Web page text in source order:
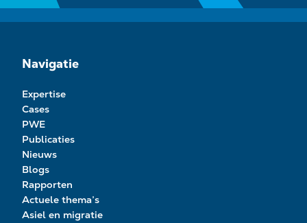
Navigatie
Expertise
Cases
PWE
Publicaties
Nieuws
Blogs
Rapporten
Actuele thema’s
Asiel en migratie